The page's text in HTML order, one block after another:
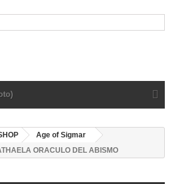
Age of Sigmar
ORACULO DEL ABISMO